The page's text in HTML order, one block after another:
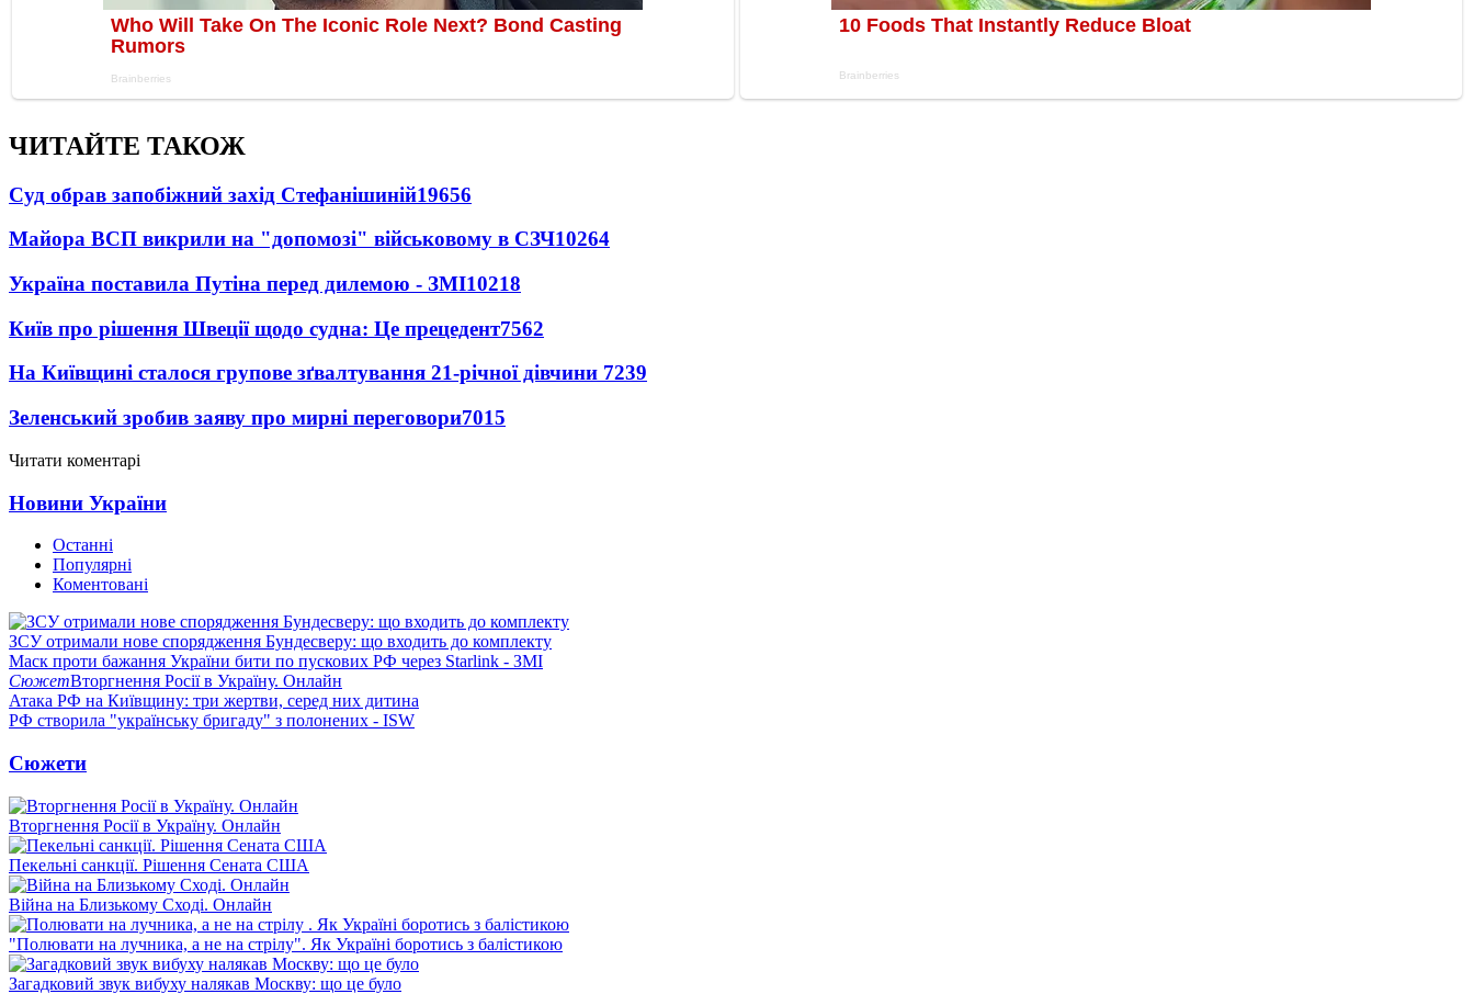
ЧИТАЙТЕ ТАКОЖ
Суд обрав запобіжний захід Стефанішиній19656
Майора ВСП викрили на "допомозі" військовому в СЗЧ10264
Україна поставила Путіна перед дилемою - ЗМІ10218
Київ про рішення Швеції щодо судна: Це прецедент7562
На Київщині сталося групове зґвалтування 21-річної дівчини 7239
Зеленський зробив заяву про мирні переговори7015
Читати коментарі
Новини України
Останні
Популярні
Коментовані
ЗСУ отримали нове спорядження Бундесверу: що входить до комплекту
Маск проти бажання України бити по пускових РФ через Starlink - ЗМІ
СюжетВторгнення Росії в Україну. Онлайн
Атака РФ на Київщину: три жертви, серед них дитина
РФ створила "українську бригаду" з полонених - ISW
Сюжети
Вторгнення Росії в Україну. Онлайн
Пекельні санкції. Рішення Сената США
Війна на Близькому Сході. Онлайн
"Полювати на лучника, а не на стрілу". Як Україні боротись з балістикою
Загадковий звук вибуху налякав Москву: що це було